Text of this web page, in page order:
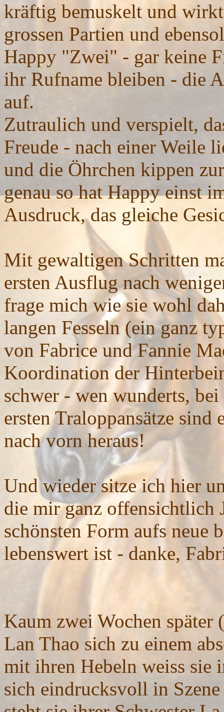
kräftig bemuskelt und
grossen Partien und
Happy "Zwei" - gar keine
ihr Rufname bleiben - die
auf.
Zutraulich und verspielt,
Freude - nach einer Weile
und die Öhrchen kippen
genau so hat Happy einst
Ausdruck, das gleiche
Mit gewaltigen Schritten
ersten Ausflug nach
frage mich wie sie wohl
langen Fesseln (ein ganz
von Fabrice und Fannie
Koordination der
schwer - wen wunderts,
ersten Traloppansätze sind
nach vorn heraus!
Und wieder sitze ich hier
die mir ganz offensichtlich
schönsten Form aufs neue
lebenswert ist - danke,
Kaum zwei Wochen
Lan Thao sich zu einem
mit ihren Hebeln weiss sie
sich eindrucksvoll in